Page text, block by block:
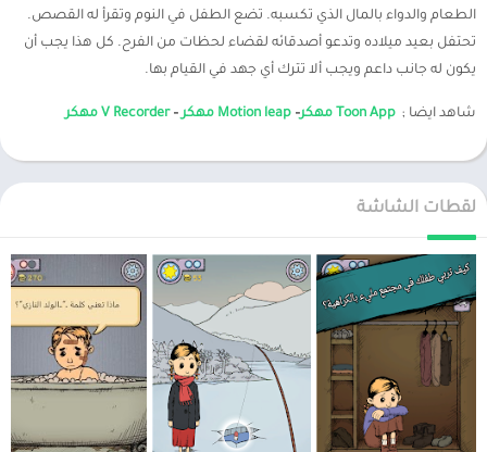
الطعام والدواء بالمال الذي تكسبه. تضع الطفل في النوم وتقرأ له القصص.
تحتفل بعيد ميلاده وتدعو أصدقائه لقضاء لحظات من الفرح. كل هذا يجب أن
يكون له جانب داعم ويجب ألا تترك أي جهد في القيام بها.
شاهد ايضا ; Toon App مهكر – Motion leap مهكر –V Recorder مهكر
لقطات الشاشة